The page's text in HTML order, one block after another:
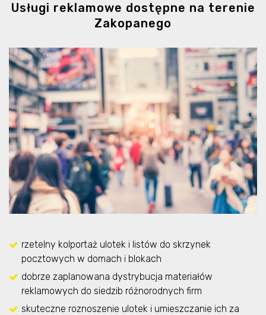
Usługi reklamowe dostępne na terenie
Zakopanego
rzetelny kolportaż ulotek i listów do skrzynek
pocztowych w domach i blokach
dobrze zaplanowana dystrybucja materiałów
reklamowych do siedzib różnorodnych firm
skuteczne roznoszenie ulotek i umieszczanie ich za